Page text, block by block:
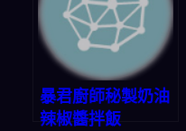
暴君廚師秘製奶油
辣椒醬拌飯